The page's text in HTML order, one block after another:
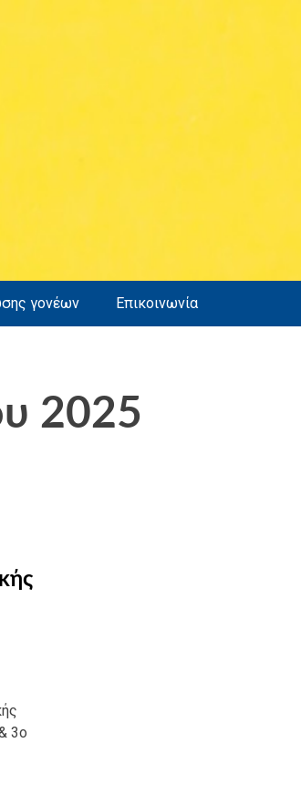
γονέων Επικοινωνία
2025
3ο